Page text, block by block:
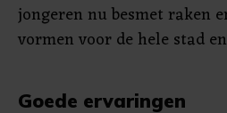
jongeren nu besmet raken
vormen voor de hele stad
Goede ervaringen